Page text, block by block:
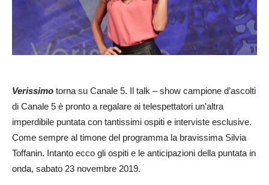
Verissimo torna su Canale 5. Il talk – show campione d’ascolti
di Canale 5 è pronto a regalare ai telespettatori un’altra
imperdibile puntata con tantissimi ospiti e interviste esclusive.
Come sempre al timone del programma la bravissima Silvia
Toffanin. Intanto ecco gli ospiti e le anticipazioni della puntata in
onda, sabato 23 novembre 2019.